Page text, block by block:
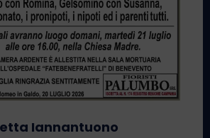
Iannantuono